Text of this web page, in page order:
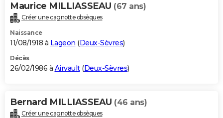
Maurice MILLIASSEAU (67 ans)
Créer une cagnotte obsèques
Naissance
11/08/1918 à Lageon (Deux-Sèvres)
Décès
26/02/1986 à Airvault(Deux-Sèvres)
Bernard MILLIASSEAU (46 ans)
Créer une cagnotte obsèques